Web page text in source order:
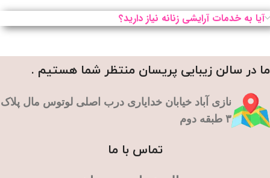
آیا به خدمات آرایشی زنانه نیاز دارید؟
ما در سالن زیبایی پریسان منتظر شما هستیم .
نازی آباد خیابان خدایاری درب اصلی لوتوس مال پلاک
۳ طبقه دوم
تماس با ما